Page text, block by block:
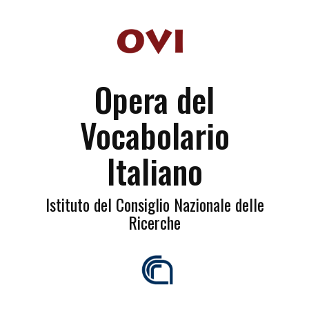
Opera del
Vocabolario
Italiano
Istituto del Consiglio Nazionale delle
Ricerche